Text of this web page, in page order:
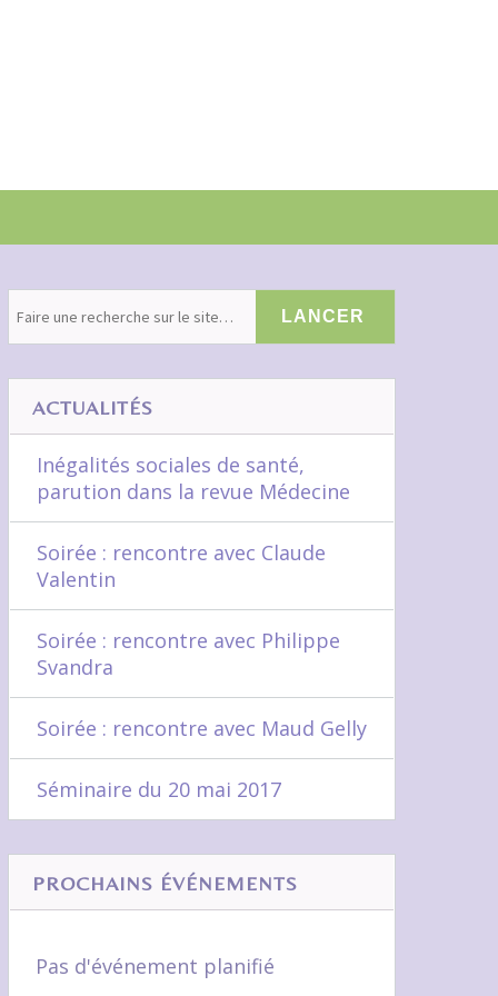
ACTUALITÉS
Inégalités sociales de santé,
parution dans la revue Médecine
Soirée : rencontre avec Claude
Valentin
Soirée : rencontre avec Philippe
Svandra
Soirée : rencontre avec Maud Gelly
Séminaire du 20 mai 2017
PROCHAINS ÉVÉNEMENTS
Pas d'événement planifié